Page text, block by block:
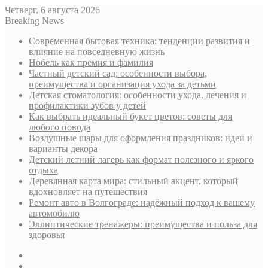
Четверг, 6 августа 2026
Breaking News
Современная бытовая техника: тенденции развития и
влияние на повседневную жизнь
Нобель как премия и фамилия
Частный детский сад: особенности выбора,
преимущества и организация ухода за детьми
Детская стоматология: особенности ухода, лечения и
профилактики зубов у детей
Как выбрать идеальный букет цветов: советы для
любого повода
Воздушные шары для оформления праздников: идеи и
варианты декора
Детский летний лагерь как формат полезного и яркого
отдыха
Деревянная карта мира: стильный акцент, который
вдохновляет на путешествия
Ремонт авто в Волгограде: надёжный подход к вашему
автомобилю
Эллиптические тренажеры: преимущества и польза для
здоровья